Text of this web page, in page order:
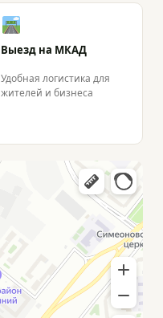
Выезд на МКАД
Удобная логистика для
жителей и бизнеса